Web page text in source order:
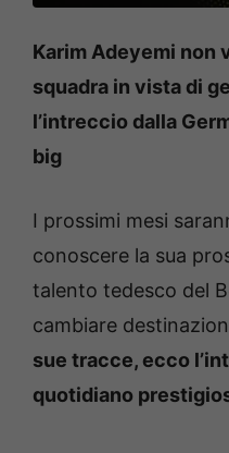
Karim Adeyemi non
squadra in vista di
l’intreccio dalla
big
I prossimi mesi
conoscere la sua
talento tedesco del
cambiare
sue tracce, ecco
quotidiano